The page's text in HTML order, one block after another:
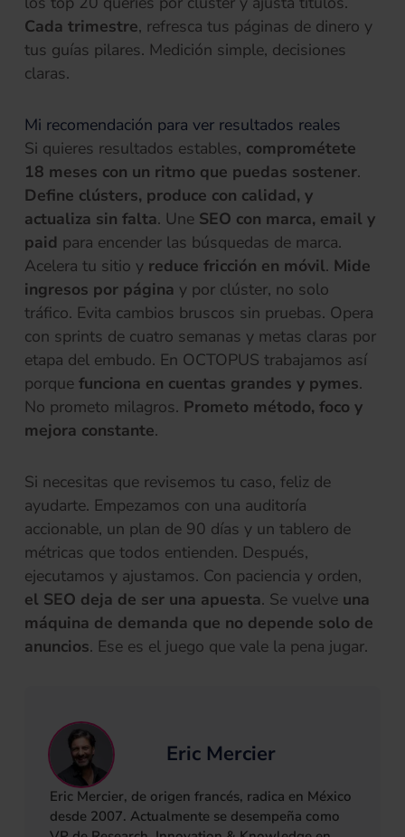
Cada trimestre, refresca tus páginas de dinero y
tus guías pilares. Medición simple, decisiones
claras.
Mi recomendación para ver resultados reales
Si quieres resultados estables, comprométete
18 meses con un ritmo que puedas sostener.
Define clústers, produce con calidad, y
actualiza sin falta. Une SEO con marca, email y
paid para encender las búsquedas de marca.
Acelera tu sitio y reduce fricción en móvil. Mide
ingresos por página y por clúster, no solo
tráfico. Evita cambios bruscos sin pruebas. Opera
con sprints de cuatro semanas y metas claras por
etapa del embudo. En OCTOPUS trabajamos así
porquefunciona en cuentas grandes y pymes.
No prometo milagros. Prometo método, foco y
mejora constante.
Si necesitas que revisemos tu caso, feliz de
ayudarte. Empezamos con una auditoría
accionable, un plan de 90 días y un tablero de
métricas que todos entienden. Después,
ejecutamos y ajustamos. Con paciencia y orden,
el SEO deja de ser una apuesta. Se vuelve una
máquina de demanda que no depende solo de
anuncios. Ese es el juego que vale la pena jugar.
Eric Mercier
Eric Mercier, de origen francés, radica en México
desde 2007. Actualmente se desempeña como